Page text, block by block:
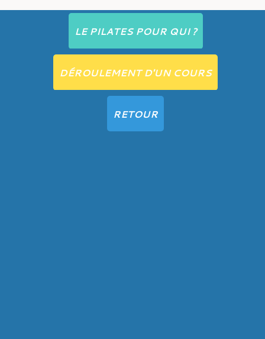
LE PILATES POUR QUI ?
DÉROULEMENT D'UN COURS
RETOUR